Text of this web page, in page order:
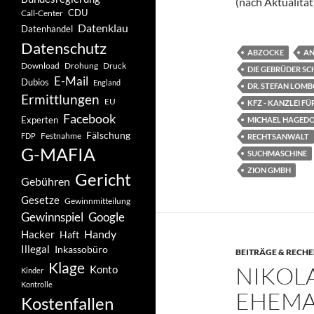
ABZOCKE
DIE GEBRÜDER
DR. STEFAN
KFZ - KANZLEI
MICHAEL
RECHTSANWALT
SUCHMASCHINE
ZION GMBH
BEITRÄGE &
Call-Center CDU
Datenhandel Datenklau
Datenschutz
Download Drohung Druck
Dubios E-Mail England
Ermittlungen EU
Experten Facebook
FDP Festnahme Fälschung
G-MAFIA
Gebühren Gericht
Gesetze Gewinnmitteilung
Gewinnspiel Google
Hacker Haft Handy
Illegal Inkassobüro
Kinder Klage Konto
Kontrolle
Kostenfallen